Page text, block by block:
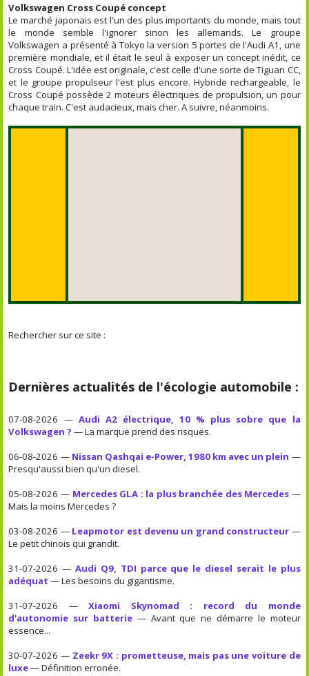
Volkswagen Cross Coupé concept
Le marché japonais est l'un des plus importants du monde, mais tout
le monde semble l'ignorer sinon les allemands. Le groupe
Volkswagen a présenté à Tokyo la version 5 portes de l'Audi A1, une
première mondiale, et il était le seul à exposer un concept inédit, ce
Cross Coupé. L'idée est originale, c'est celle d'une sorte de Tiguan CC,
et le groupe propulseur l'est plus encore. Hybride rechargeable, le
Cross Coupé possède 2 moteurs électriques de propulsion, un pour
chaque train. C'est audacieux, mais cher. A suivre, néanmoins.
Rechercher sur ce site :
Dernières actualités de l'écologie automobile :
07-08-2026 — Audi A2 électrique, 10 % plus sobre que la
Volkswagen ? — La marque prend des risques.
06-08-2026 — Nissan Qashqai e-Power, 1980 km avec un plein —
Presqu'aussi bien qu'un diesel.
05-08-2026 — Mercedes GLA : la plus branchée des Mercedes —
Mais la moins Mercedes ?
03-08-2026 — Leapmotor est devenu un grand constructeur —
Le petit chinois qui grandit.
31-07-2026 —Audi Q9, TDI parce que le diesel serait le plus
adéquat — Les besoins du gigantisme.
31-07-2026 —Xiaomi Skynomad : record du monde
d'autonomie sur batterie — Avant que ne démarre le moteur
essence...
30-07-2026 — Zeekr 9X : prometteuse, mais pas une voiture de
luxe— Définition erronée.